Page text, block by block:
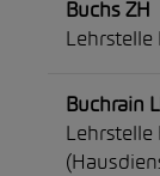
Buchs ZH
Lehrstelle
Buchrain